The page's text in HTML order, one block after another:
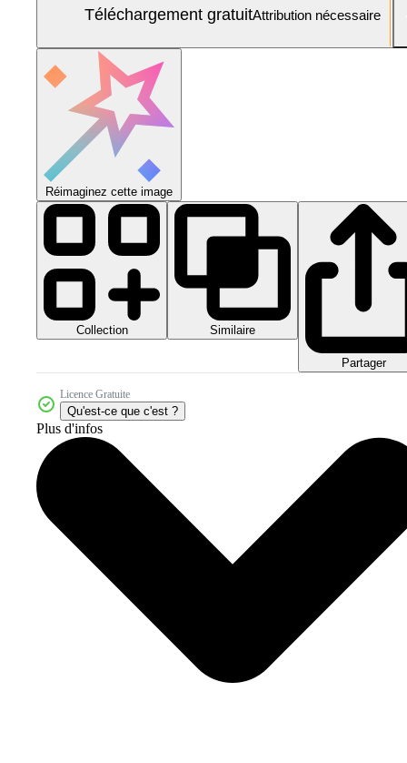
Téléchargement gratuitAttribution nécessaire
Réimaginez cette image
Collection Similaire
Partager
Licence Gratuite
Qu'est-ce que c'est ?
Plus d'infos